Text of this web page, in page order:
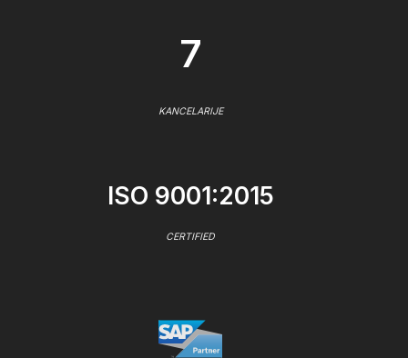
7
KANCELARIJE
ISO 9001:2015
CERTIFIED